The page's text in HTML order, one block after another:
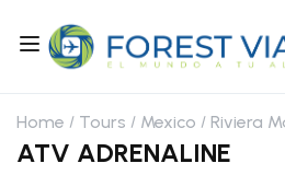
Home Tours Mexico Riviera
ATV ADRENALINE